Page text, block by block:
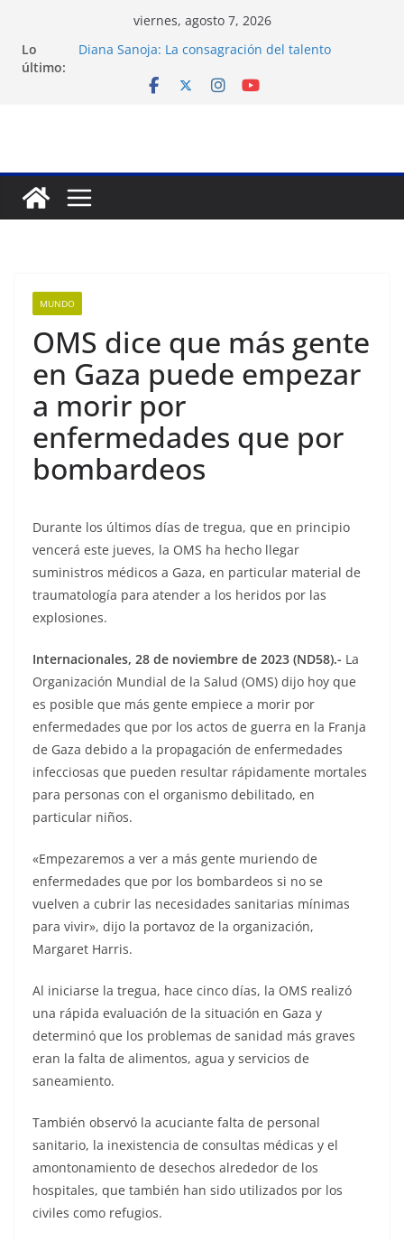
contenido
viernes, agosto 7, 2026
Lo
último:
Diana Sanoja: La consagración del talento
Venezuela: 40 extranjeros continúan como presos
en Maracaibo
Liga FutVe: Rayo Zuliano busca redimirse en su
feudo
MUNDO
OMS dice que más gente
en Gaza puede empezar
a morir por
enfermedades que por
bombardeos
Durante los últimos días de tregua, que en principio
vencerá este jueves, la OMS ha hecho llegar
suministros médicos a Gaza, en particular material de
traumatología para atender a los heridos por las
explosiones.
Internacionales, 28 de noviembre de 2023 (ND58).- La
Organización Mundial de la Salud (OMS) dijo hoy que
es posible que más gente empiece a morir por
enfermedades que por los actos de guerra en la Franja
de Gaza debido a la propagación de enfermedades
infecciosas que pueden resultar rápidamente mortales
para personas con el organismo debilitado, en
particular niños.
«Empezaremos a ver a más gente muriendo de
enfermedades que por los bombardeos si no se
vuelven a cubrir las necesidades sanitarias mínimas
para vivir», dijo la portavoz de la organización,
Margaret Harris.
Al iniciarse la tregua, hace cinco días, la OMS realizó
una rápida evaluación de la situación en Gaza y
determinó que los problemas de sanidad más graves
eran la falta de alimentos, agua y servicios de
saneamiento.
También observó la acuciante falta de personal
sanitario, la inexistencia de consultas médicas y el
amontonamiento de desechos alrededor de los
hospitales, que también han sido utilizados por los
civiles como refugios.